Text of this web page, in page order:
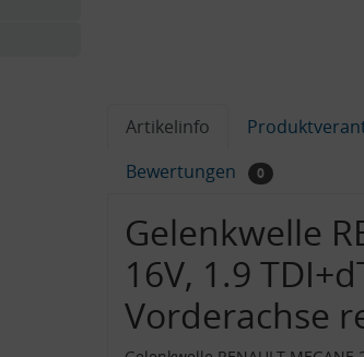
Artikelinfo
Bewertungen
0
Gelenkwelle
16V, 1.9
Vorderachse